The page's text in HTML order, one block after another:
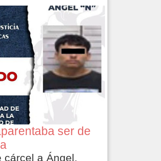
ser de
cárcel a Ángel,